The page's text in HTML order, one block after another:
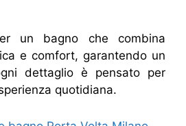
un bagno che combina
e comfort, garantendo un
dettaglio è pensato per
quotidiana.